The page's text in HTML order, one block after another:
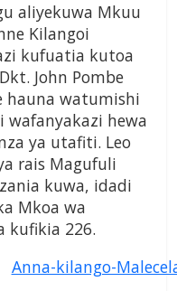
aliyekuwa Mkuu
Kilangoi
kufuatia kutoa
John Pombe
hauna watumishi
hewa
ya utafiti. Leo
rais Magufuli
kuwa, idadi
Mkoa wa
kufikia 226.